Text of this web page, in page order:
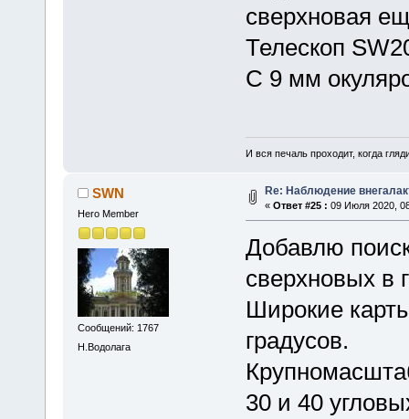
сверхновая
Телескоп
С 9 мм
И вся печаль проходит, когда
SWN
Hero Member
Сообщений: 1767
Н.Водолага
Re: Наблюдение
« Ответ #25 : 09 Июля 2020,
Добавлю
сверхновых в
Широкие
градусов.
30 и 40